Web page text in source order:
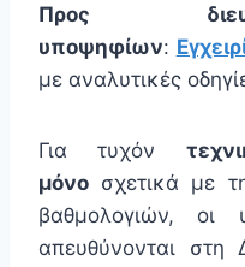
Προς
υποψηφίων:
με αναλυτικές
Για τυχόν
μόνο σχετικά με
βαθμολογιών, οι
απευθύνονται στη